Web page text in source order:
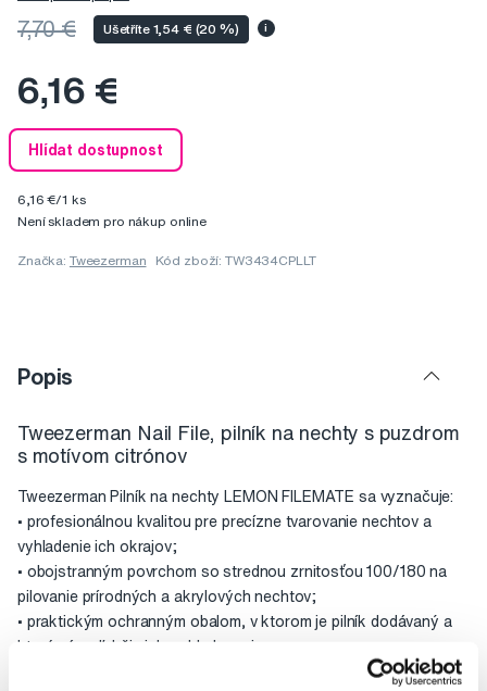
7,70 € Ušetříte 1,54 € (20 %) i
6,16 €
Hlídat dostupnost
6,16 €/1 ks
Není skladem pro nákup online
Značka: Tweezerman Kód zboží: TW3434CPLLT
Popis
Tweezerman Nail File, pilník na nechty s puzdrom
s motívom citrónov
Tweezerman Pilník na nechty LEMON FILEMATE sa vyznačuje:
• profesionálnou kvalitou pre precízne tvarovanie nechtov a
vyhladenie ich okrajov;
• obojstranným povrchom so strednou zrnitosťou 100/180 na
pilovanie prírodných a akrylových nechtov;
• praktickým ochranným obalom, v ktorom je pilník dodávaný a
ktoré vám uľahčia jeho skladovanie.